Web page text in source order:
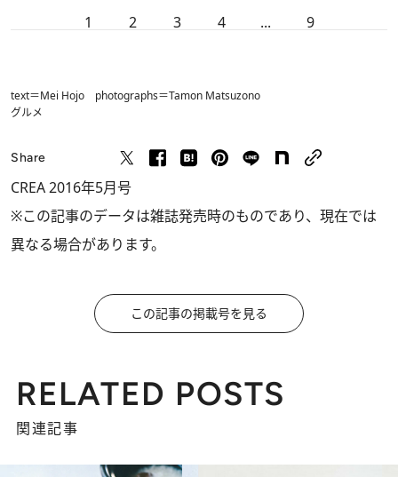
1 2 3 4 ... 9
text＝Mei Hojo photographs＝Tamon Matsuzono
グルメ
Share
CREA 2016年5月号
※この記事のデータは雑誌発売時のものであり、現在では
異なる場合があります。
この記事の掲載号を見る
RELATED POSTS
関連記事